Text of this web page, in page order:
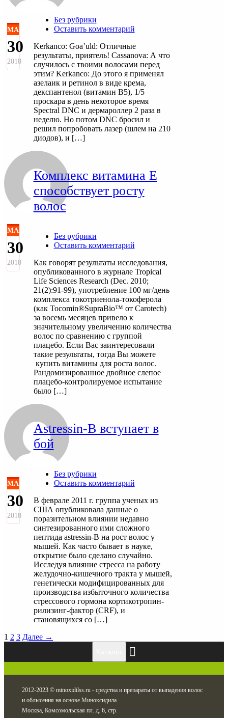
МАЙ
30
2018
Без рубрики
Оставить комментарий
Kerkanco: Goa’uld: Отличные
результаты, приятель! Cassanova: А что
случилось с твоими волосами перед
этим? Kerkanco: До этого я применял
азелаик и ретинол в виде крема,
декспантенол (витамин B5), 1/5
проскара в день некоторое время
Spectral DNC и дермароллер 2 раза в
неделю. Но потом DNC бросил и
решил попробовать лазер (шлем на 210
диодов), и […]
МАЙ
30
2018
Комплекс витамина Е
способствует росту
волос
Без рубрики
Оставить комментарий
Как говорят результаты исследования,
опубликованного в журнале Tropical
Life Sciences Research (Dec. 2010;
21(2):91-99), употребление 100 мг/день
комплекса токотриенола-токоферола
(как Tocomin®SupraBio™ от Carotech)
за восемь месяцев привело к
значительному увеличению количества
волос по сравнению с группой
плацебо. Если Вас заинтересовали
такие результаты, тогда Вы можете
купить витамины для роста волос.
Рандомизированное двойное слепое
плацебо-контролируемое испытание
было […]
МАЙ
30
2018
Astressin-B вступает в
бой
Без рубрики
Оставить комментарий
В феврале 2011 г. группа ученых из
США опубликовала данные о
поразительном влиянии недавно
синтезированного ими сложного
пептида astressin-B на рост волос у
мышей. Как часто бывает в науке,
открытие было сделано случайно.
Исследуя влияние стресса на работу
желудочно-кишечного тракта у мышей,
генетически модифицированных для
производства избыточного количества
стрессового гормона кортикотропин-
рилизинг-фактор (CRF), и
становящихся со […]
1 2 3 Далее →
2012-2023 © minoxidilss.ru - средства и препараты от выпадения волос
и облысения на основе Миноксидила
Москва, Комсомольская пл. д. 6, стр.